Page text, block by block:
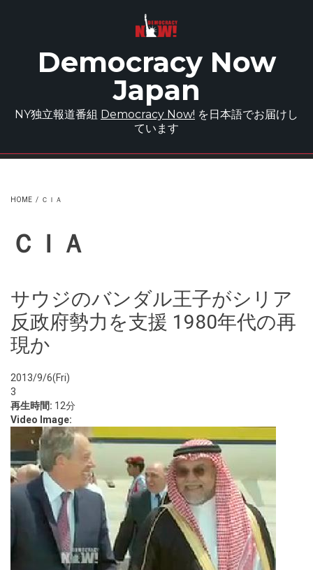
Democracy Now
Japan
NY独立報道番組 Democracy Now! を日本語でお届けし
ています
HOME / ＣＩＡ
ＣＩＡ
サウジのバンダル王子がシリア
反政府勢力を支援 1980年代の再
現か
2013/9/6(Fri)
3
再生時間: 12分
Video Image: